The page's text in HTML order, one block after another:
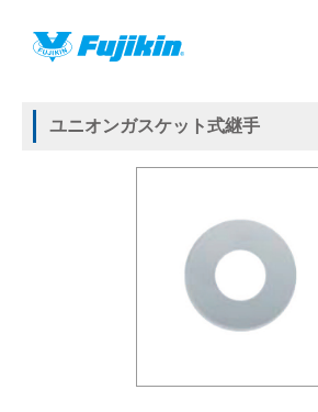
製品情報
製品カタログダウンロード
HOME 製品情報
ユニオンガスケット式継手